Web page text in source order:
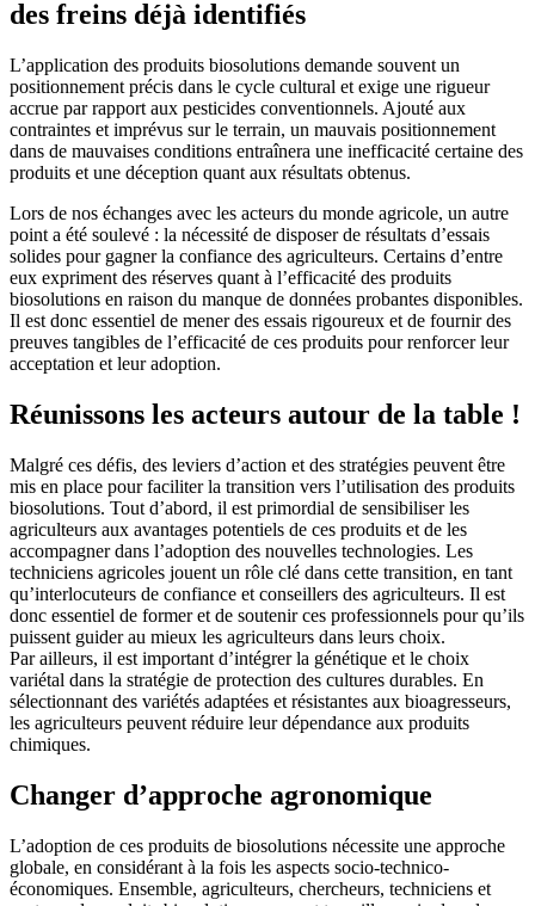
des freins déjà identifiés
L’application des produits biosolutions demande souvent un
positionnement précis dans le cycle cultural et exige une rigueur
accrue par rapport aux pesticides conventionnels. Ajouté aux
contraintes et imprévus sur le terrain, un mauvais positionnement
dans de mauvaises conditions entraînera une inefficacité certaine des
produits et une déception quant aux résultats obtenus.
Lors de nos échanges avec les acteurs du monde agricole, un autre
point a été soulevé : la nécessité de disposer de résultats d’essais
solides pour gagner la confiance des agriculteurs. Certains d’entre
eux expriment des réserves quant à l’efficacité des produits
biosolutions en raison du manque de données probantes disponibles.
Il est donc essentiel de mener des essais rigoureux et de fournir des
preuves tangibles de l’efficacité de ces produits pour renforcer leur
acceptation et leur adoption.
Réunissons les acteurs autour de la table !
Malgré ces défis, des leviers d’action et des stratégies peuvent être
mis en place pour faciliter la transition vers l’utilisation des produits
biosolutions. Tout d’abord, il est primordial de sensibiliser les
agriculteurs aux avantages potentiels de ces produits et de les
accompagner dans l’adoption des nouvelles technologies. Les
techniciens agricoles jouent un rôle clé dans cette transition, en tant
qu’interlocuteurs de confiance et conseillers des agriculteurs. Il est
donc essentiel de former et de soutenir ces professionnels pour qu’ils
puissent guider au mieux les agriculteurs dans leurs choix.
Par ailleurs, il est important d’intégrer la génétique et le choix
variétal dans la stratégie de protection des cultures durables. En
sélectionnant des variétés adaptées et résistantes aux bioagresseurs,
les agriculteurs peuvent réduire leur dépendance aux produits
chimiques.
Changer d’approche agronomique
L’adoption de ces produits de biosolutions nécessite une approche
globale, en considérant à la fois les aspects socio-technico-
économiques. Ensemble, agriculteurs, chercheurs, techniciens et